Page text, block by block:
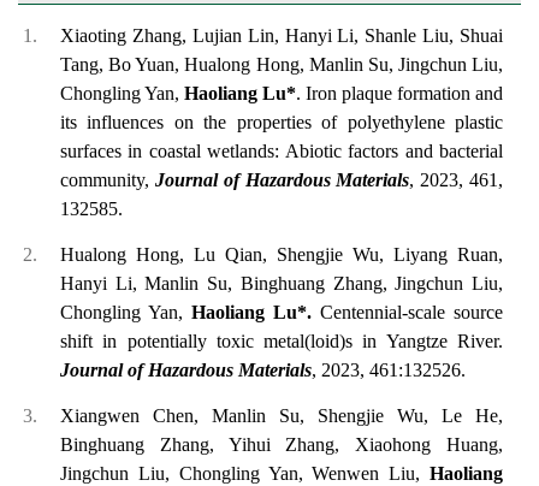
Xiaoting Zhang, Lujian Lin, Hanyi Li, Shanle Liu, Shuai
Tang, Bo Yuan, Hualong Hong, Manlin Su, Jingchun Liu,
Chongling Yan, Haoliang Lu*. Iron plaque formation and
its influences on the properties of polyethylene plastic
surfaces in coastal wetlands: Abiotic factors and bacterial
community, Journal of Hazardous Materials, 2023, 461,
132585.
Hualong Hong, Lu Qian, Shengjie Wu, Liyang Ruan,
Hanyi Li, Manlin Su, Binghuang Zhang, Jingchun Liu,
Chongling Yan, Haoliang Lu*. Centennial-scale source
shift in potentially toxic metal(loid)s in Yangtze River.
Journal of Hazardous Materials, 2023, 461:132526.
Xiangwen Chen, Manlin Su, Shengjie Wu, Le He,
Binghuang Zhang, Yihui Zhang, Xiaohong Huang,
Jingchun Liu, Chongling Yan, Wenwen Liu, Haoliang